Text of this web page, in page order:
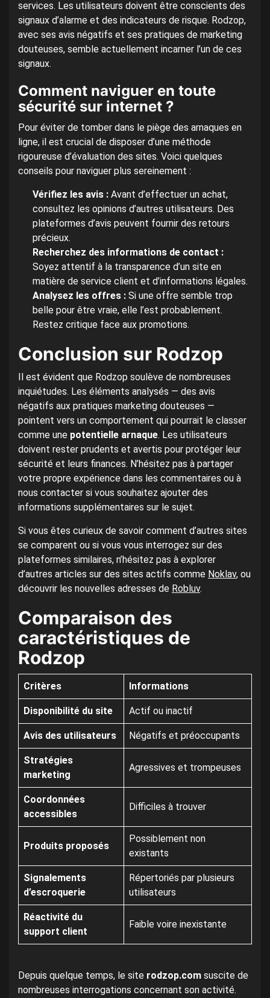
services. Les utilisateurs doivent être conscients des
signaux d’alarme et des indicateurs de risque. Rodzop,
avec ses avis négatifs et ses pratiques de marketing
douteuses, semble actuellement incarner l’un de ces
signaux.
Comment naviguer en toute
sécurité sur internet ?
Pour éviter de tomber dans le piège des arnaques en
ligne, il est crucial de disposer d’une méthode
rigoureuse d’évaluation des sites. Voici quelques
conseils pour naviguer plus sereinement :
Vérifiez les avis : Avant d’effectuer un achat,
consultez les opinions d’autres utilisateurs. Des
plateformes d’avis peuvent fournir des retours
précieux.
Recherchez des informations de contact :
Soyez attentif à la transparence d’un site en
matière de service client et d’informations légales.
Analysez les offres : Si une offre semble trop
belle pour être vraie, elle l’est probablement.
Restez critique face aux promotions.
Conclusion sur Rodzop
Il est évident que Rodzop soulève de nombreuses
inquiétudes. Les éléments analysés — des avis
négatifs aux pratiques marketing douteuses —
pointent vers un comportement qui pourrait le classer
comme une potentielle arnaque. Les utilisateurs
doivent rester prudents et avertis pour protéger leur
sécurité et leurs finances. N’hésitez pas à partager
votre propre expérience dans les commentaires ou à
nous contacter si vous souhaitez ajouter des
informations supplémentaires sur le sujet.
Si vous êtes curieux de savoir comment d’autres sites
se comparent ou si vous vous interrogez sur des
plateformes similaires, n’hésitez pas à explorer
d’autres articles sur des sites actifs comme Noklav, ou
découvrir les nouvelles adresses de Robluv.
Comparaison des
caractéristiques de
Rodzop
Critères Informations
Disponibilité du site Actif ou inactif
Avis des utilisateurs Négatifs et préoccupants
Stratégies
marketing
Agressives et trompeuses
Coordonnées
accessibles
Difficiles à trouver
Produits proposés
Possiblement non
existants
Signalements
d’escroquerie
Répertoriés par plusieurs
utilisateurs
Réactivité du
support client
Faible voire inexistante
Depuis quelque temps, le site rodzop.com suscite de
nombreuses interrogations concernant son activité.